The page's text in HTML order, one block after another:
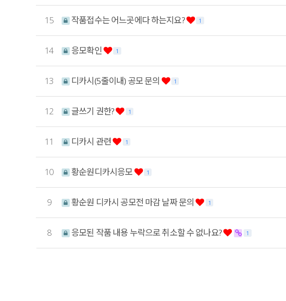
15 작품접수는 어느곳에다 하는지요? 1
14 응모확인 1
13 디카시(5줄이내) 공모 문의 1
12 글쓰기 권한? 1
11 디카시 관련 1
10 황순원디카시응모 1
9 황순원 디카시 공모전 마감 날짜 문의 1
8 응모된 작품 내용 누락으로 취소할 수 없나요? 1